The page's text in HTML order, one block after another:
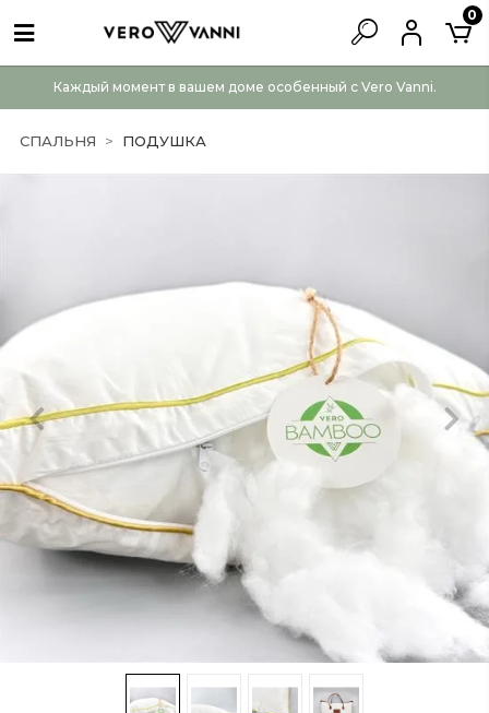
Каждый момент в вашем доме особенный с Vero Vanni.
0
СПАЛЬНЯ ПОДУШКА